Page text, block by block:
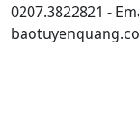
0207.3822821 -